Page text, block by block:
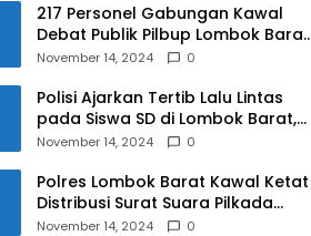
217 Personel Gabungan Kawal
Debat Publik Pilbup Lombok Barat
2024
November 14, 2024 0
Polisi Ajarkan Tertib Lalu Lintas
pada Siswa SD di Lombok Barat,
Apa Saja Materinya?
November 14, 2024 0
Polres Lombok Barat Kawal Ketat
Distribusi Surat Suara Pilkada
2024
November 14, 2024 0